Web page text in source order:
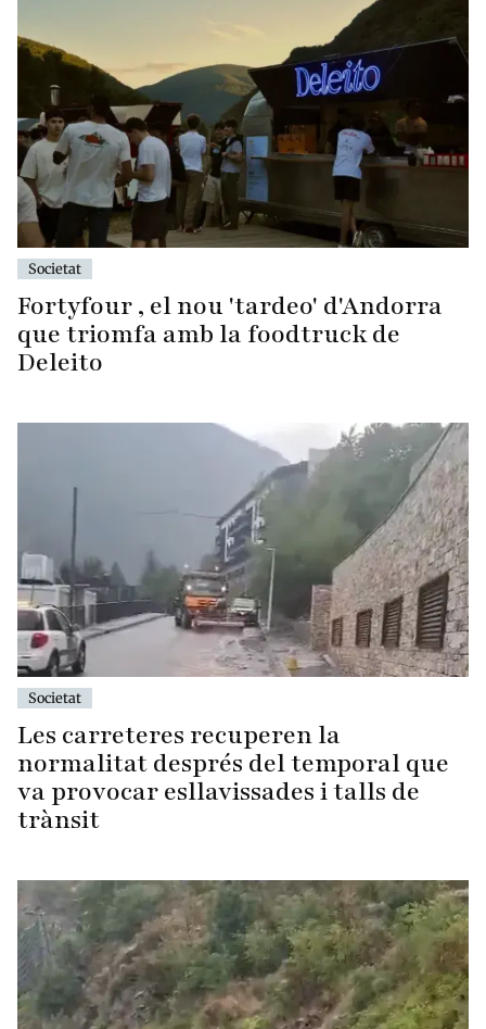
Societat
Fortyfour , el nou 'tardeo' d'Andorra
que triomfa amb la foodtruck de
Deleito
Societat
Les carreteres recuperen la
normalitat després del temporal que
va provocar esllavissades i talls de
trànsit